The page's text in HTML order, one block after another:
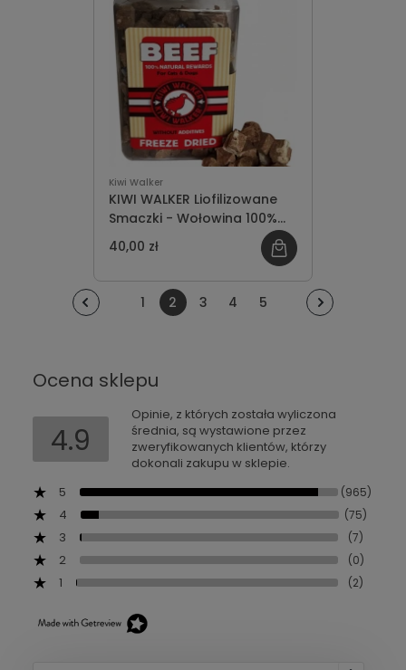
Kiwi Walker
KIWI WALKER Liofilizowane
Smaczki - Wołowina 100%
45g
40,00 zł
1 2 3 4 5
Ocena sklepu
4.9
Opinie, z których została wyliczona
średnia, są wystawione przez
zweryfikowanych klientów, którzy
dokonali zakupu w sklepie.
5
(965)
4 (75)
3 (7)
2 (0)
1 (2)